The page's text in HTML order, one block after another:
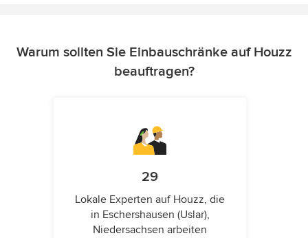
Warum sollten Sie Einbauschränke auf Houzz
beauftragen?
29
Lokale Experten auf Houzz, die
in Eschershausen (Uslar),
Niedersachsen arbeiten